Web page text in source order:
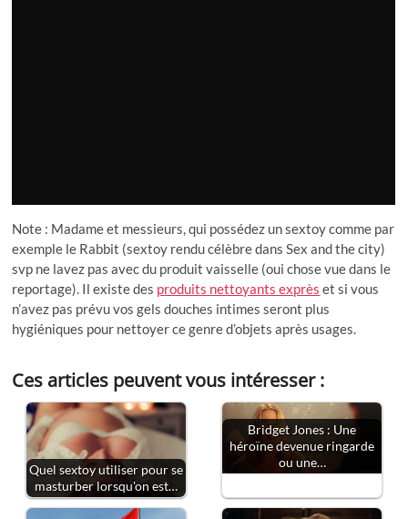
Note : Madame et messieurs, qui possédez un sextoy comme par
exemple le Rabbit (sextoy rendu célèbre dans Sex and the city)
svp ne lavez pas avec du produit vaisselle (oui chose vue dans le
reportage). Il existe des produits nettoyants exprès et si vous
n’avez pas prévu vos gels douches intimes seront plus
hygiéniques pour nettoyer ce genre d’objets après usages.
Ces articles peuvent vous intéresser :
Quel sextoy utiliser pour se
masturber lorsqu'on est…
Bridget Jones : Une
héroïne devenue ringarde
ou une…